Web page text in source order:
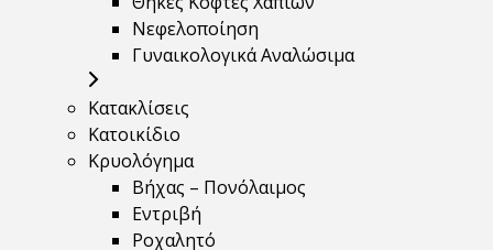
Νεφελοποίηση
Γυναικολογικά Αναλώσιμα
Κατακλίσεις
Κατοικίδιο
Κρυολόγημα
Βήχας – Πονόλαιμος
Εντριβή
Ροχαλητό